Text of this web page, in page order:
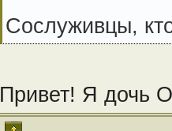
Сослуживцы,
Привет! Я дочь